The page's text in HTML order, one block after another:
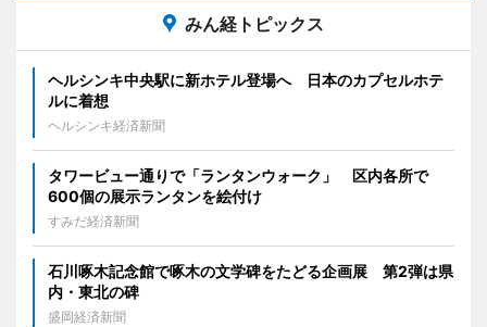
みん経トピックス
ヘルシンキ中央駅に新ホテル登場へ 日本のカプセルホテ
ルに着想
ヘルシンキ経済新聞
タワービュー通りで「ランタンウォーク」 区内各所で
600個の展示ランタンを絵付け
すみだ経済新聞
石川啄木記念館で啄木の文学碑をたどる企画展 第2弾は県
内・東北の碑
盛岡経済新聞